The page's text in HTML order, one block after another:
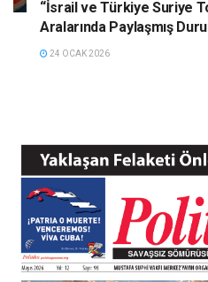
“İsrail ve Türkiye Suriye
Aralarında Paylaşmış
24 OCAK 2026